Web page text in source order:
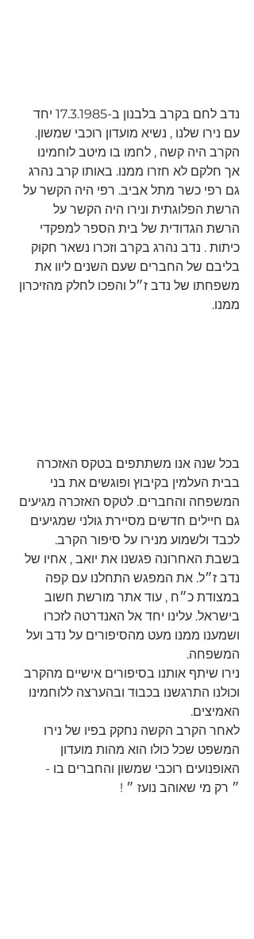
נדב לחם בקרב בלבנון ב-17.3.1985 יחד
עם נירו שלנו , נשיא מועדון רוכבי שמשון.
הקרב היה קשה , לחמו בו מיטב לוחמינו
אך חלקם לא חזרו ממנו. באותו קרב נהרג
גם רפי כשר מתל אביב. רפי היה הקשר על
הרשת הפלוגתית ונירו היה הקשר על
הרשת הגדודית של בית הספר למפקדי
כיתות . נדב נהרג בקרב וזכרו נשאר חקוק
בליבם של החברים שעם השנים ליוו את
משפחתו של נדב ז״ל והפכו לחלק מהזיכרון
ממנו.
בכל שנה אנו משתתפים בטקס האזכרה
בבית העלמין בקיבוץ ופוגשים את בני
המשפחה והחברים. לטקס האזכרה מגיעים
גם חיילים חדשים מסיירת גולני שמגיעים
לכבד ולשמוע מנירו על סיפור הקרב.
בשבת האחרונה פגשנו את יואב , אחיו של
נדב ז״ל. את המפגש התחלנו עם קפה
במצודת כ״ח , עוד אתר מורשת חשוב
בישראל. עלינו יחד אל האנדרטה לזכרו
ושמענו ממנו מעט מהסיפורים על נדב ועל
המשפחה.
נירו שיתף אותנו בסיפורים אישיים מהקרב
וכולנו התרגשנו בכבוד ובהערצה ללוחמינו
האמיצים.
לאחר הקרב הקשה נחקק בפיו של נירו
המשפט שכל כולו הוא מהות מועדון
האופנועים רוכבי שמשון והחברים בו -
״ רק מי שאוהב נועז ״ !